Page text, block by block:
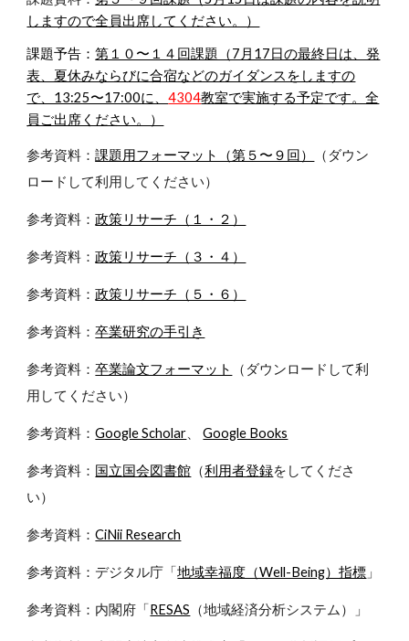
しますので全員出席してください。）
課題予告：第１０〜１４回課題（7月17日の最終日は、発
表、夏休みならびに合宿などのガイダンスをしますの
で、13:25〜17:00に、4304教室で実施する予定です。全
員ご出席ください。）
参考資料：課題用フォーマット（第５〜９回）
（ダウン
ロードして利用してください）
参考資料：政策リサーチ（１・２）
参考資料：政策リサーチ（３・４）
参考資料：政策リサーチ（５・６）
参考資料：卒業研究の手引き
参考資料：卒業論文フォーマット
（ダウンロードして利
用してください）
参考資料：Google Scholar 、Google Books
参考資料： 国立国会図書館 （利用者登録をしてくださ
い）
参考資料：CiNii Research
参考資料：デジタル庁「地域幸福度（Well-Being）指標 」
参考資料：内閣府「RESAS （地域経済分析システム）」